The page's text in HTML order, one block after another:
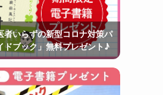
者いらずの新型コロナ対策パ
ドブック」無料プレゼント♪